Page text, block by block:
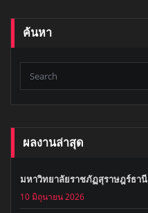
ค้นหา
ผลงานล่าสุด
มหาวิทยาลัยราชภัฏสุราษฎร์ธานี
10 มิถุนายน 2026